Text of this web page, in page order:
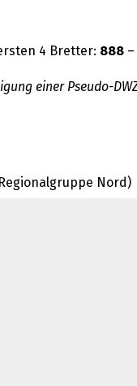
4 Bretter: 888
einer Pseudo-
Nord)